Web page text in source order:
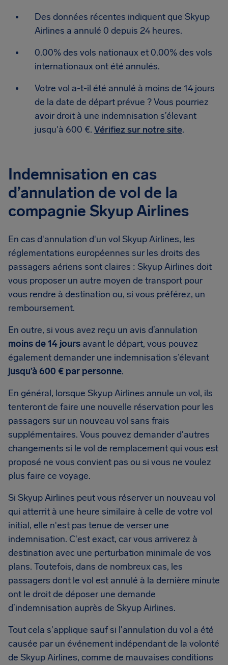
Des données récentes indiquent que Skyup
Airlines a annulé 0 depuis 24 heures.
0.00% des vols nationaux et 0.00% des vols
internationaux ont été annulés.
Votre vol a-t-il été annulé à moins de 14 jours
de la date de départ prévue ? Vous pourriez
avoir droit à une indemnisation s’élevant
jusqu'à 600 €. Vérifiez sur notre site.
Indemnisation en cas
d’annulation de vol de la
compagnie Skyup Airlines
En cas d'annulation d'un vol Skyup Airlines, les
réglementations européennes sur les droits des
passagers aériens sont claires : Skyup Airlines doit
vous proposer un autre moyen de transport pour
vous rendre à destination ou, si vous préférez, un
remboursement.
En outre, si vous avez reçu un avis d’annulation
moins de 14 jours avant le départ, vous pouvez
également demander une indemnisation s’élevant
jusqu’à 600 € par personne.
En général, lorsque Skyup Airlines annule un vol, ils
tenteront de faire une nouvelle réservation pour les
passagers sur un nouveau vol sans frais
supplémentaires. Vous pouvez demander d'autres
changements si le vol de remplacement qui vous est
proposé ne vous convient pas ou si vous ne voulez
plus faire ce voyage.
Si Skyup Airlines peut vous réserver un nouveau vol
qui atterrit à une heure similaire à celle de votre vol
initial, elle n'est pas tenue de verser une
indemnisation. C'est exact, car vous arriverez à
destination avec une perturbation minimale de vos
plans. Toutefois, dans de nombreux cas, les
passagers dont le vol est annulé à la dernière minute
ont le droit de déposer une demande
d’indemnisation auprès de Skyup Airlines.
Tout cela s'applique sauf si l'annulation du vol a été
causée par un événement indépendant de la volonté
de Skyup Airlines, comme de mauvaises conditions